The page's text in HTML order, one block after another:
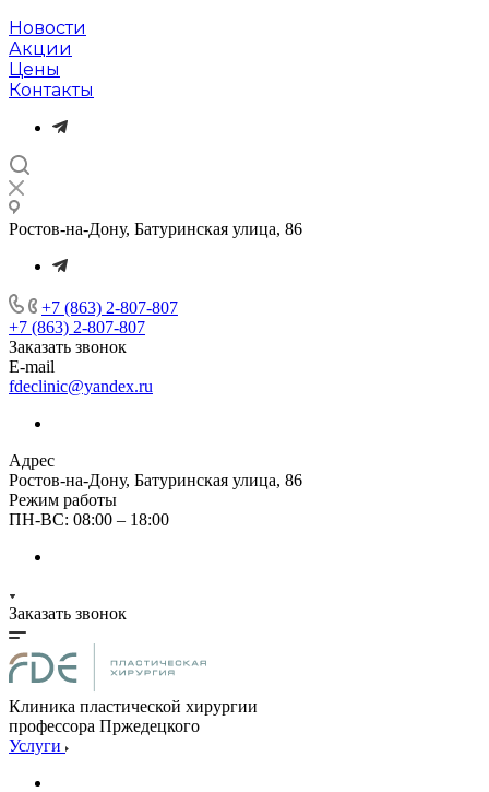
Новости
Акции
Цены
Контакты
Ростов-на-Дону, Батуринская улица, 86
+7 (863) 2-807-807
+7 (863) 2-807-807
Заказать звонок
E-mail
fdeclinic@yandex.ru
Адрес
Ростов-на-Дону, Батуринская улица, 86
Режим работы
ПН-ВС: 08:00 – 18:00
Заказать звонок
Клиника пластической хирургии
профессора Пржедецкого
Услуги